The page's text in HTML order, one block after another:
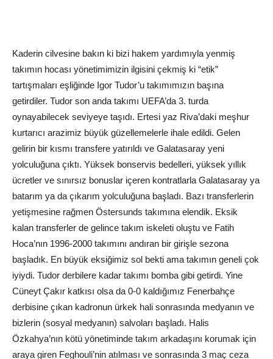
Kaderin cilvesine bakın ki bizi hakem yardımıyla yenmiş
takımın hocası yönetimimizin ilgisini çekmiş ki “etik”
tartışmaları eşliğinde Igor Tudor’u takımımızın başına
getirdiler. Tudor son anda takımı UEFA’da 3. turda
oynayabilecek seviyeye taşıdı. Ertesi yaz Riva’daki meşhur
kurtarıcı arazimiz büyük güzellemelerle ihale edildi. Gelen
gelirin bir kısmı transfere yatırıldı ve Galatasaray yeni
yolculuğuna çıktı. Yüksek bonservis bedelleri, yüksek yıllık
ücretler ve sınırsız bonuslar içeren kontratlarla Galatasaray ya
batarım ya da çıkarım yolculuğuna başladı. Bazı transferlerin
yetişmesine rağmen Östersunds takımına elendik. Eksik
kalan transferler de gelince takım iskeleti oluştu ve Fatih
Hoca’nın 1996-2000 takımını andıran bir girişle sezona
başladık. En büyük eksiğimiz sol bekti ama takımın geneli çok
iyiydi. Tudor derbilere kadar takımı bomba gibi getirdi. Yine
Cüneyt Çakır katkısı olsa da 0-0 kaldığımız Fenerbahçe
derbisine çıkan kadronun ürkek hali sonrasında medyanın ve
bizlerin (sosyal medyanın) salvoları başladı. Halis
Özkahya’nın kötü yönetiminde takım arkadaşını korumak için
araya giren Feghouli’nin atılması ve sonrasında 3 maç ceza